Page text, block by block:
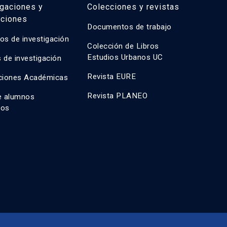
y
de investigación
de investigación
Académicas
alumnos
Colecciones y revistas
Documentos de trabajo
Colección de Libros
Estudios Urbanos UC
Revista EURE
Revista PLANEO